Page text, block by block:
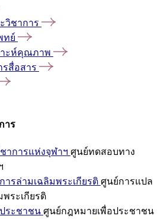
วิชาการ
ทย์
าะห์คุณภาพ
รสื่อสาร
าร
าการแห่งจุฬาฯ ศูนย์ทดสอบทาง
รล่ามเฉลิมพระเกียรติ ศูนย์การแปล
ระเกียรติ
ระชาชน ศูนย์กฎหมายเพื่อประชาชน